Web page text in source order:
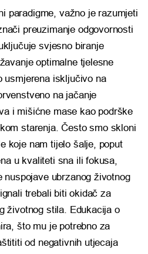
paradigme, važno je razumjeti
preuzimanje odgovornosti
svjesno biranje
optimalne tjelesne
usmjerena isključivo na
na jačanje
i mišićne mase kao podrške
starenja. Često smo skloni
koje nam tijelo šalje, poput
u kvaliteti sna ili fokusa,
ubrzanog životnog
trebali biti okidač za
životnog stila. Edukacija o
što mu je potrebno za
od negativnih utjecaja